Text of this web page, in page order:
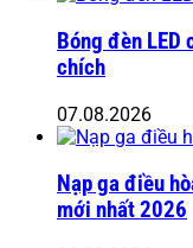
Bóng đèn
chích
07.08.2026
Nạp ga điều
mới nhất 2026